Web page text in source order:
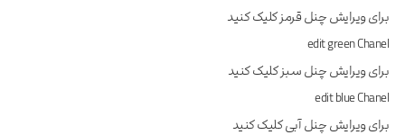
برای ویرایش چنل قرمز کلیک کنید
edit green Chanel
برای ویرایش چنل سبز کلیک کنید
edit blue Chanel
برای ویرایش چنل آبی کلیک کنید